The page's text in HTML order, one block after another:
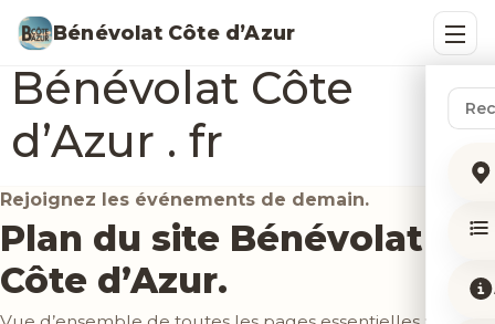
Bénévolat Côte d’Azur
Liste des pages de
Bénévolat Côte
d’Azur . fr
Rejoignez les événements de demain.
Plan du site Bénévolat
Côte d’Azur.